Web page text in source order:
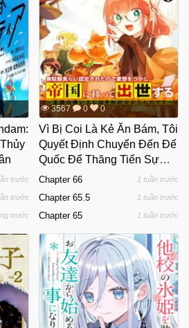
trước
trước
trước
3567 0 0
Vì Bị Coi Là Kẻ Ăn Bám, Tôi
Quyết Định Chuyển Đến Đế
Quốc Để Thăng Tiến Sự
Nghiệp.
Chapter 66 1 tuần trước
Chapter 65.5 1 tuần trước
Chapter 65 1 tuần trước